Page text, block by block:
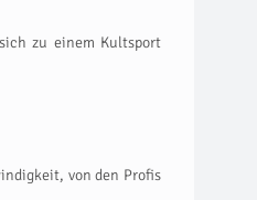
zu einem Kultsport
von den Profis